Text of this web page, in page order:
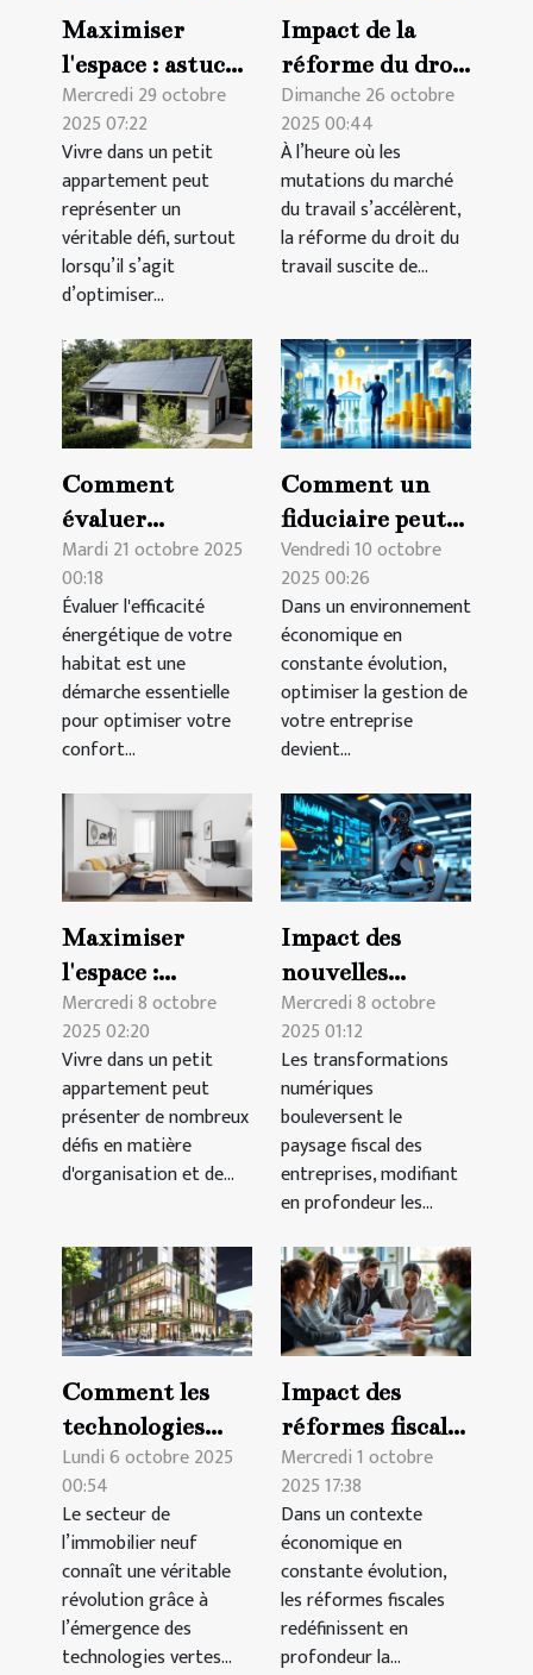
Maximiser
l'espace : astuces
pour petits
appartements
Mercredi 29 octobre
2025 07:22
Vivre dans un petit
appartement peut
représenter un
véritable défi, surtout
lorsqu’il s’agit
d’optimiser...
Impact de la
réforme du droit
du travail sur les
contrats
temporaires
Dimanche 26 octobre
2025 00:44
À l’heure où les
mutations du marché
du travail s’accélèrent,
la réforme du droit du
travail suscite de...
Comment
évaluer
l'efficacité
énergétique de
votre habitat ?
Mardi 21 octobre 2025
00:18
Évaluer l'efficacité
énergétique de votre
habitat est une
démarche essentielle
pour optimiser votre
confort...
Comment un
fiduciaire peut
transformer la
gestion de votre
entreprise ?
Vendredi 10 octobre
2025 00:26
Dans un environnement
économique en
constante évolution,
optimiser la gestion de
votre entreprise
devient...
Maximiser
l'espace :
techniques pour
petits
appartements
Mercredi 8 octobre
2025 02:20
Vivre dans un petit
appartement peut
présenter de nombreux
défis en matière
d'organisation et de...
Impact des
nouvelles
technologies sur
la fiscalité des
entreprises
Mercredi 8 octobre
2025 01:12
Les transformations
numériques
bouleversent le
paysage fiscal des
entreprises, modifiant
en profondeur les...
Comment les
technologies
vertes
transforment
l'immobilier
neuf ?
Lundi 6 octobre 2025
00:54
Le secteur de
l’immobilier neuf
connaît une véritable
révolution grâce à
l’émergence des
technologies vertes...
Impact des
réformes fiscales
sur les
stratégies
d'emploi en
entreprise
Mercredi 1 octobre
2025 17:38
Dans un contexte
économique en
constante évolution,
les réformes fiscales
redéfinissent en
profondeur la...